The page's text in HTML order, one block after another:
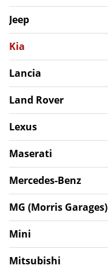
Jeep
Kia
Lancia
Land Rover
Lexus
Maserati
Mercedes-Benz
MG (Morris Garages)
Mini
Mitsubishi